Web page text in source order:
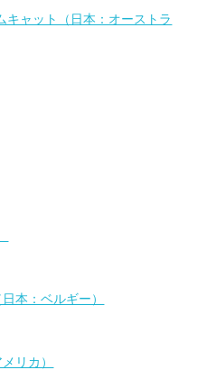
キャット（日本：オーストラ
本：ベルギー）
リカ）